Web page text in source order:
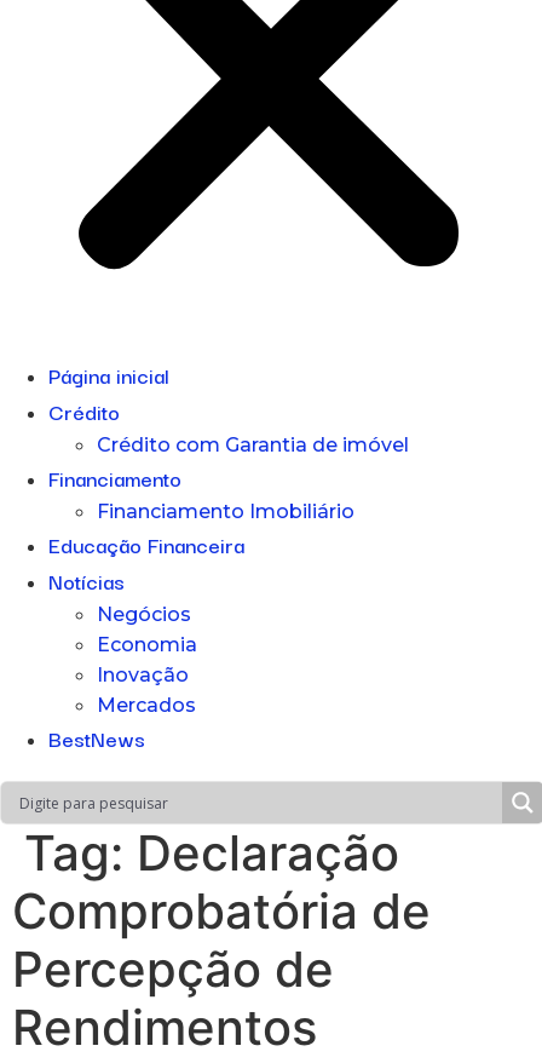
Página inicial
Crédito
Crédito com Garantia de imóvel
Financiamento
Financiamento Imobiliário
Educação Financeira
Notícias
Negócios
Economia
Inovação
Mercados
BestNews
Tag: Declaração
Comprobatória de
Percepção de
Rendimentos